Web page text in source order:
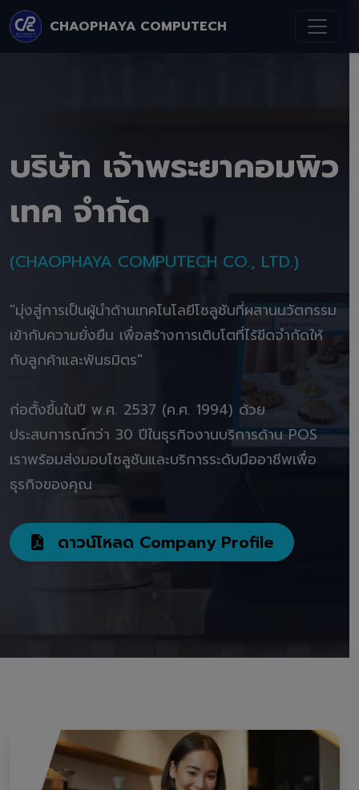
CHAOPHAYA COMPUTECH
บริษัท เจ้าพระยาคอมพิว
เทค จำกัด
(CHAOPHAYA COMPUTECH CO., LTD.)
"มุ่งสู่การเป็นผู้นำด้านเทคโนโลยีโซลูชันที่ผสานนวัตกรรม
เข้ากับความยั่งยืน เพื่อสร้างการเติบโตที่ไร้ขีดจำกัดให้
กับลูกค้าและพันธมิตร"
ก่อตั้งขึ้นในปี พ.ศ. 2537 (ค.ศ. 1994) ด้วย
ประสบการณ์กว่า 30 ปีในธุรกิจงานบริการด้าน POS
เราพร้อมส่งมอบโซลูชันและบริการระดับมืออาชีพเพื่อ
ธุรกิจของคุณ
ดาวน์โหลด Company Profile